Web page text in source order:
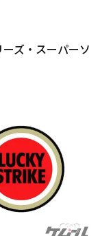
ズ・スーパーソ